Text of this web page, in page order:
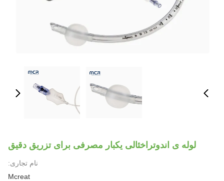
لوله ی اندوتراخئالی یکبار مصرفی برای تزریق دقیق
نام تجاری:
Mcreat